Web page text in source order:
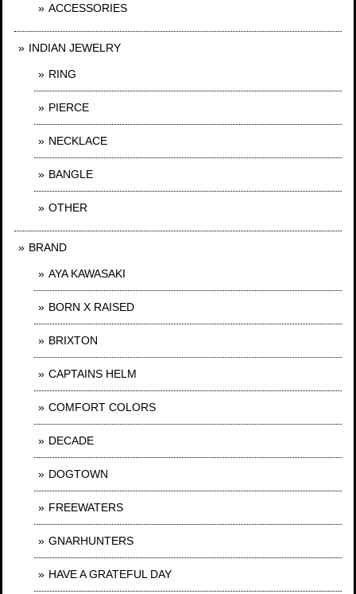
ACCESSORIES
INDIAN JEWELRY
RING
PIERCE
NECKLACE
BANGLE
OTHER
BRAND
AYA KAWASAKI
BORN X RAISED
BRIXTON
CAPTAINS HELM
COMFORT COLORS
DECADE
DOGTOWN
FREEWATERS
GNARHUNTERS
HAVE A GRATEFUL DAY